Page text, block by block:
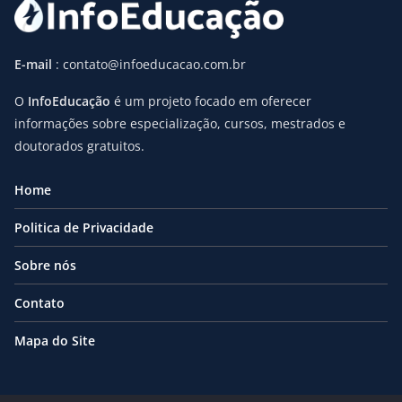
E-mail : contato@infoeducacao.com.br
O InfoEducação é um projeto focado em oferecer
informações sobre especialização, cursos, mestrados e
doutorados gratuitos.
Home
Politica de Privacidade
Sobre nós
Contato
Mapa do Site